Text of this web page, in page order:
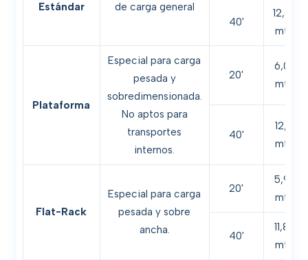
Estándar
de carga general
40'
12,03
mts.
Plataforma
Especial para carga
pesada y
sobredimensionada.
No aptos para
transportes
internos.
20'
6,06
mts.
40'
12,19
mts.
Flat-Rack
Especial para carga
pesada y sobre
ancha.
20'
5,98
mts.
40'
11,85
mts.